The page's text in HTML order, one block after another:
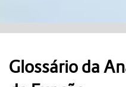
Glossário da